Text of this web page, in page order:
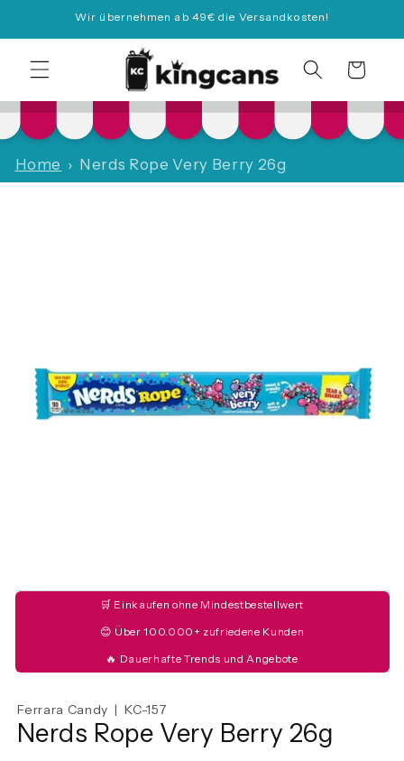
Inhalt
Wir übernehmen ab 49€ die Versandkosten!
Warenkorb
Home Nerds Rope Very Berry 26g
🛒 Einkaufen ohne Mindestbestellwert
😊 Über 100.000+ zufriedene Kunden
🔥 Dauerhafte Trends und Angebote
Ferrara Candy | KC-157
Nerds Rope Very Berry 26g